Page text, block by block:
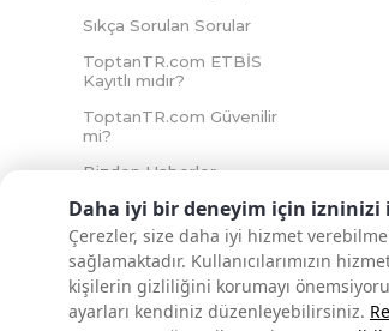
Daha iyi bir deneyim için izninizi
Çerezler, size daha iyi hizmet
sağlamaktadır. Kullanıcılarımızın
kişilerin gizliliğini korumayı
ayarları kendiniz düzenleyebilirsiniz.
Sıkça Sorulan Sorular
ToptanTR.com ETBİS
Kayıtlı mıdır?
ToptanTR.com Güvenilir
mi?
Bizden Haberler
İNTERNETTE GÜVENLİ ALIŞVERİŞ